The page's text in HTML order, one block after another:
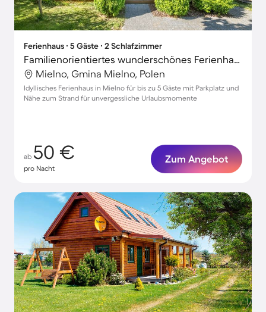
Ferienhaus ∙ 5 Gäste ∙ 2 Schlafzimmer
Familienorientiertes wunderschönes Ferienhaus mit Terrasse | Nah am Strand
Mielno, Gmina Mielno, Polen
Idyllisches Ferienhaus in Mielno für bis zu 5 Gäste mit Parkplatz und
Nähe zum Strand für unvergessliche Urlaubsmomente
ab 50 €
pro Nacht
Zum Angebot